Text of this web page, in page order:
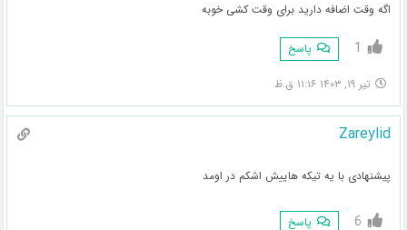
اگه وقت اضافه دارید برای وقت کشی خوبه
1 پاسخ
تیر ۱۹, ۱۴۰۳ ۱۱:۱۶ ق.ظ
Zareylid
پیشنهادی با یه تیکه هاییش اشکم در اومد
6 پاسخ